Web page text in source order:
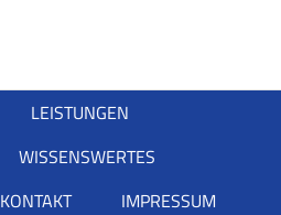
LEISTUNGEN
WISSENSWERTES
KONTAKT IMPRESSUM